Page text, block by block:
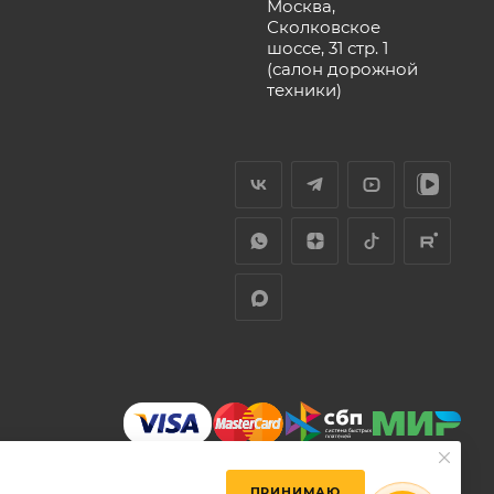
Москва,
Сколковское
шоссе, 31 стр. 1
(салон дорожной
техники)